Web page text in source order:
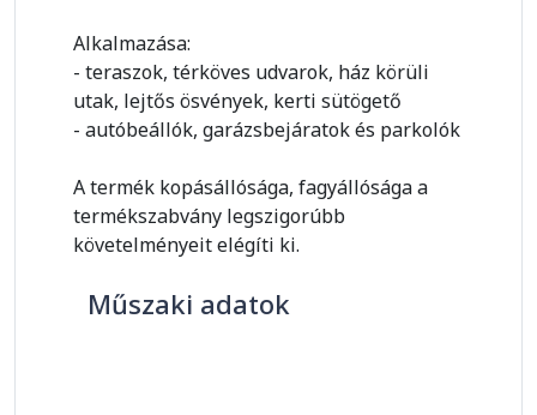
Alkalmazása:
- teraszok, térköves udvarok, ház körüli
utak, lejtős ösvények, kerti sütögető
- autóbeállók, garázsbejáratok és parkolók
A termék kopásállósága, fagyállósága a
termékszabvány legszigorúbb
követelményeit elégíti ki.
Műszaki adatok